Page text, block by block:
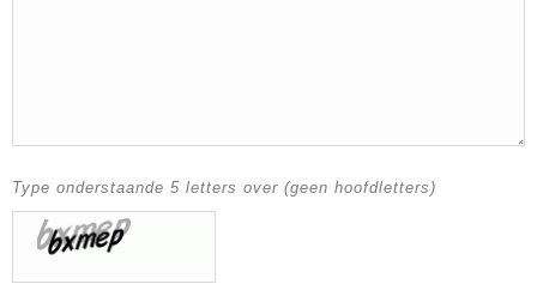
Type onderstaande 5 letters over (geen hoofdletters)